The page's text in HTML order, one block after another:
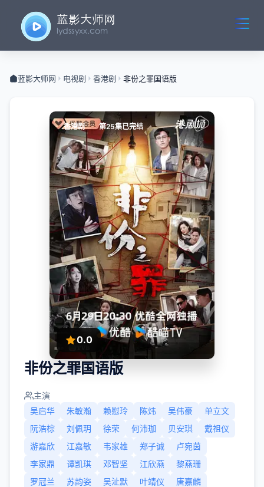
蓝影大师网 电视剧 香港剧 非份之罪国语版
香港剧 第25集已完结
0.0
非份之罪国语版
主演
吴启华
朱敏瀚 赖慰玲 陈炜 吴伟豪
单立文
阮浩棕
刘佩玥 徐荣 何沛珈 贝安琪
戴祖仪
游嘉欣
江嘉敏 韦家雄 郑子诚
卢宛茵
李家鼎
谭凯琪 邓智坚 江欣燕
黎燕珊
罗冠兰
苏韵姿 吴沚默 叶靖仪
唐嘉麟